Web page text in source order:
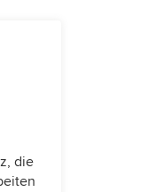
die